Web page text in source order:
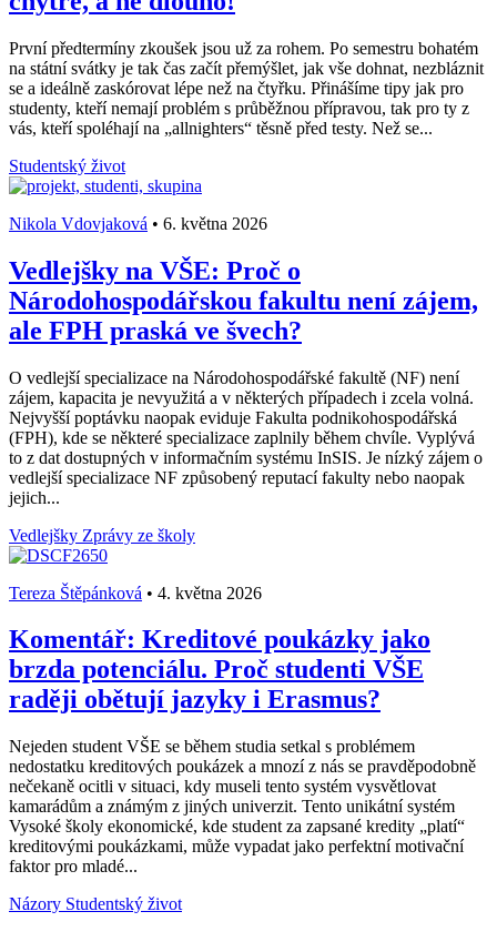
První předtermíny zkoušek jsou už za rohem. Po semestru bohatém
na státní svátky je tak čas začít přemýšlet, jak vše dohnat, nezbláznit
se a ideálně zaskórovat lépe než na čtyřku. Přinášíme tipy jak pro
studenty, kteří nemají problém s průběžnou přípravou, tak pro ty z
vás, kteří spoléhají na „allnighters“ těsně před testy. Než se...
Studentský život
Nikola Vdovjaková • 6. května 2026
Vedlejšky na VŠE: Proč o
Národohospodářskou fakultu není zájem,
ale FPH praská ve švech?
O vedlejší specializace na Národohospodářské fakultě (NF) není
zájem, kapacita je nevyužitá a v některých případech i zcela volná.
Nejvyšší poptávku naopak eviduje Fakulta podnikohospodářská
(FPH), kde se některé specializace zaplnily během chvíle. Vyplývá
to z dat dostupných v informačním systému InSIS. Je nízký zájem o
vedlejší specializace NF způsobený reputací fakulty nebo naopak
jejich...
Vedlejšky Zprávy ze školy
Tereza Štěpánková • 4. května 2026
Komentář: Kreditové poukázky jako
brzda potenciálu. Proč studenti VŠE
raději obětují jazyky i Erasmus?
Nejeden student VŠE se během studia setkal s problémem
nedostatku kreditových poukázek a mnozí z nás se pravděpodobně
nečekaně ocitli v situaci, kdy museli tento systém vysvětlovat
kamarádům a známým z jiných univerzit. Tento unikátní systém
Vysoké školy ekonomické, kde student za zapsané kredity „platí“
kreditovými poukázkami, může vypadat jako perfektní motivační
faktor pro mladé...
Názory Studentský život